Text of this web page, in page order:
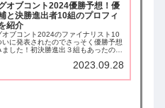
オブコント2024優勝予想！優
と決勝進出者10組のプロフィ
紹介
オブコント2024のファイナリスト10
いに発表されたのでさっそく優勝予想
ました！初決勝進出３組もあったの
調べてまとめました。SNSの声も拾い
さい。
2023.09.28